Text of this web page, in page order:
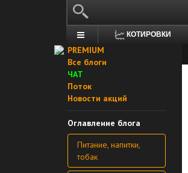
КОТИРОВКИ
PREMIUM
Все блоги
ЧАТ
Поток
Новости акций
Оглавление блога
Питание, напитки,
тобак